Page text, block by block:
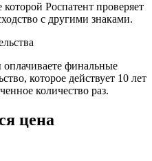
Роспатент проверяет
с другими знаками.
финальные
которое действует 10 лет
количество раз.
цена